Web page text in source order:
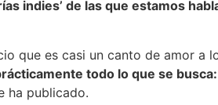
indies’ de las que estamos
que es casi un canto de amor a
todo lo que se busca:
ha publicado.